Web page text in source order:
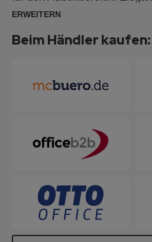
robustem, silbereloxiertem
Sicherheitsschloss mit 2
für die Anbringung von
Pinnnadeln.
ERWEITERN
Beim Händler kaufen: